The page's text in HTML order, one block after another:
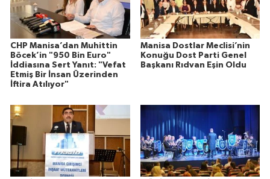
CHP Manisa’dan Muhittin
Böcek’in "950 Bin Euro"
İddiasına Sert Yanıt: "Vefat
Etmiş Bir İnsan Üzerinden
İftira Atılıyor"
Manisa Dostlar Meclisi’nin
Konuğu Dost Parti Genel
Başkanı Rıdvan Eşin Oldu